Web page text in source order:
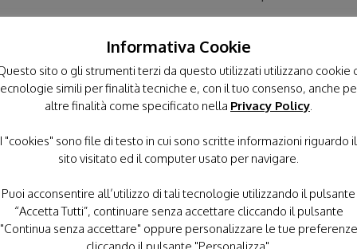
un modello operativo ed un approccio metodologico di
e il confronto tra minori di età differenti sono ritenuti
fisiologica, per l’appunto di tipo “familiare”. Per ogni
specificatamente definito in risposta ai suoi bisogni
accogliere minori con disabilità psico-fisico-sensoriali, per i
residenziale ordinario, di pronta accoglienza e di
residenziale ordinario e due in regime di pronta
Affidatarie, “TABGHA”, con il compito di
familiare, in linea con le più recenti normative nazionali e
Informativa Cookie
sito o gli strumenti terzi da questo utilizzati utilizzano cookie
simili per finalità tecniche e, con il tuo consenso, anche
altre finalità come specificato nella Privacy Policy.
I "cookies" sono file di testo in cui sono scritte informazioni riguardo il
sito visitato ed il computer usato per navigare.
Puoi acconsentire all’utilizzo di tali tecnologie utilizzando il pulsante
“Accetta Tutti”, continuare senza accettare cliccando il pulsante
"Continua senza accettare" oppure personalizzare le tue preferenze